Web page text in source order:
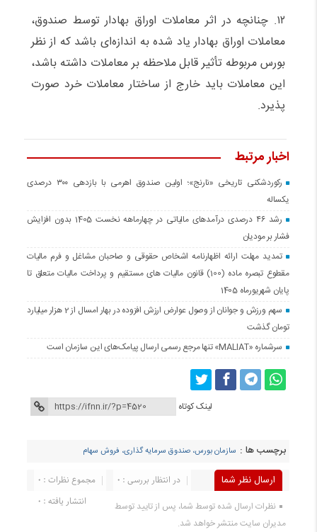
۱۲. چنانچه در اثر معاملات اوراق بهادار توسط صندوق،
معاملات اوراق بهادار یاد شده به اندازه‌ای باشد که از نظر
بورس مربوطه تأثیر قابل ملاحظه بر معاملات داشته باشد،
این معاملات باید خارج از ساختار معاملات خرد صورت
پذیرد.
اخبار مرتبط
رکوردشکنی تاریخی «نارنج»؛ اولین صندوق اهرمی با بازدهی ۳۰۰ درصدی
یکساله
رشد ۴۶ درصدی درآمدهای مالیاتی در چهارماهه نخست 1405 بدون افزایش
فشار بر مودیان
تمدید مهلت ارائه اظهارنامه اشخاص حقوقی و صاحبان مشاغل و فرم مالیات
مقطوع تبصره ماده (100) قانون مالیات های مستقیم و پرداخت مالیات متعلق تا
پایان شهریورماه 1405
سهم ورزش و جوانان از وصول عوارض ارزش افزوده در بهار امسال از 2 هزار میلیارد
تومان گذشت
سرشماره «MALIAT» تنها مرجع رسمی ارسال پیامک‌های این سازمان است
لینک کوتاه
برچسب ها : سازمان بورس، صندوق سرمایه گذاری، فروش سهام
ارسال نظر شما مجموع نظرات : 0
در انتظار بررسی : 0
انتشار یافته : 0
نظرات ارسال شده توسط شما، پس از تایید توسط
مدیران سایت منتشر خواهد شد.